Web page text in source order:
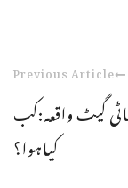
Previous Article
گیٹ واقعہ:کب
کیاہوا؟